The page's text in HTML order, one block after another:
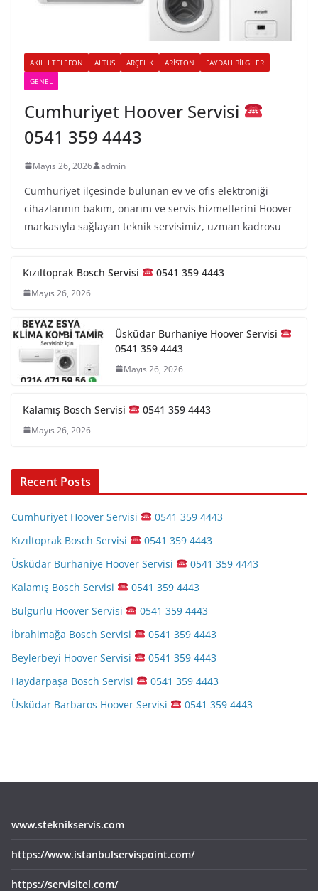
AKILLI TELEFON ALTUS ARÇELIK ARISTON
FAYDALI BILGILER
GENEL
Cumhuriyet Hoover Servisi
0541 359 4443
Mayıs 26, 2026 admin
Cumhuriyet ilçesinde bulunan ev ve ofis elektroniği
cihazlarının bakım, onarım ve servis hizmetlerini Hoover
markasıyla sağlayan teknik servisimiz, uzman kadrosu
Kızıltoprak Bosch Servisi 0541 359 4443
Mayıs 26, 2026
Üsküdar Burhaniye Hoover Servisi
0541 359 4443
Mayıs 26, 2026
Kalamış Bosch Servisi 0541 359 4443
Mayıs 26, 2026
Recent Posts
Cumhuriyet Hoover Servisi
0541 359 4443
Kızıltoprak Bosch Servisi
0541 359 4443
Üsküdar Burhaniye Hoover Servisi
0541 359 4443
Kalamış Bosch Servisi
0541 359 4443
Bulgurlu Hoover Servisi
0541 359 4443
İbrahimağa Bosch Servisi
0541 359 4443
Beylerbeyi Hoover Servisi
0541 359 4443
Haydarpaşa Bosch Servisi
0541 359 4443
Üsküdar Barbaros Hoover Servisi
0541 359 4443
www.steknikservis.com
https://www.istanbulservispoint.com/
https://servisitel.com/